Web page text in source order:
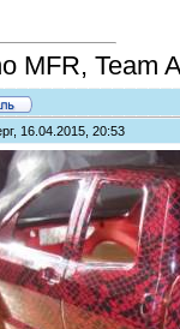
MFR, Team
16.04.2015, 20:53